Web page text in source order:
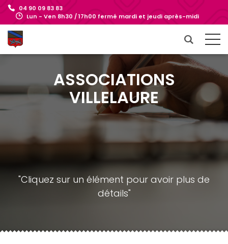
04 90 09 83 83
Lun - Ven 8h30 / 17h00 fermé mardi et jeudi après-midi
ASSOCIATIONS
VILLELAURE
"Cliquez sur un élément pour avoir plus de
détails"